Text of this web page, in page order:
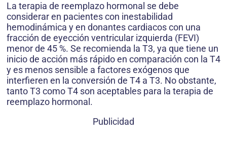
La terapia de reemplazo hormonal se debe
considerar en pacientes con inestabilidad
hemodinámica y en donantes cardiacos con una
fracción de eyección ventricular izquierda (FEVI)
menor de 45 %. Se recomienda la T3, ya que tiene un
inicio de acción más rápido en comparación con la T4
y es menos sensible a factores exógenos que
interfieren en la conversión de T4 a T3. No obstante,
tanto T3 como T4 son aceptables para la terapia de
reemplazo hormonal.
Publicidad